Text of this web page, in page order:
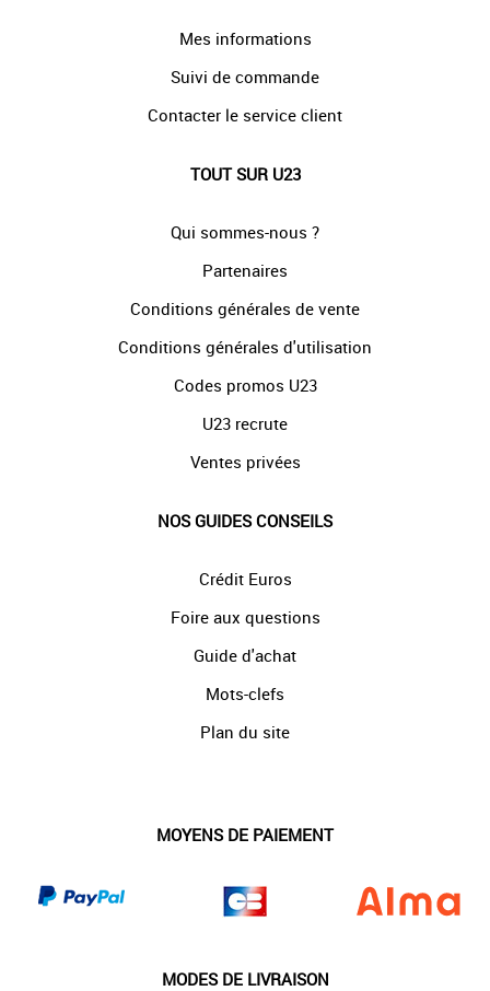
Mes informations
Suivi de commande
Contacter le service client
TOUT SUR U23
Qui sommes-nous ?
Partenaires
Conditions générales de vente
Conditions générales d'utilisation
Codes promos U23
U23 recrute
Ventes privées
NOS GUIDES CONSEILS
Crédit Euros
Foire aux questions
Guide d'achat
Mots-clefs
Plan du site
MOYENS DE PAIEMENT
MODES DE LIVRAISON